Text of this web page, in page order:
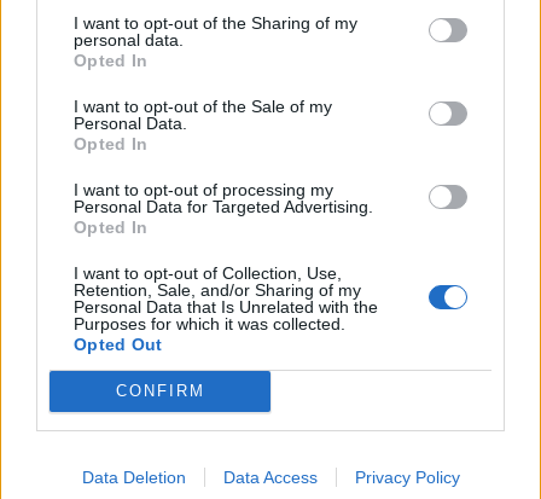
I want to opt-out of the Sharing of my
personal data.
Opted In
I want to opt-out of the Sale of my
Personal Data.
Opted In
I want to opt-out of processing my
Personal Data for Targeted Advertising.
Opted In
I want to opt-out of Collection, Use,
Retention, Sale, and/or Sharing of my
Personal Data that Is Unrelated with the
Purposes for which it was collected.
Opted Out
CONFIRM
Data Deletion Data Access Privacy Policy
Διάβασε σχετικά
Τρίπολη: Απολογισμός δράσεων από το
Διάκριση μαθητών του 4ου Δημοτικού
Τρίπολης στον Παγκόσμιο Μαθητικό
Διαγωνισμό Ζωγραφικής
Διάβασε περισσότερα
Τρίπολη Παιδεία Εκδηλώσεις
Αρκαδία
Arcadia Life